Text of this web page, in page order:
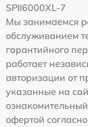
SPII6000XL-7
Мы занимаемся
обслуживанием
гарантийного
работает
авторизации от
указанные на
офертой